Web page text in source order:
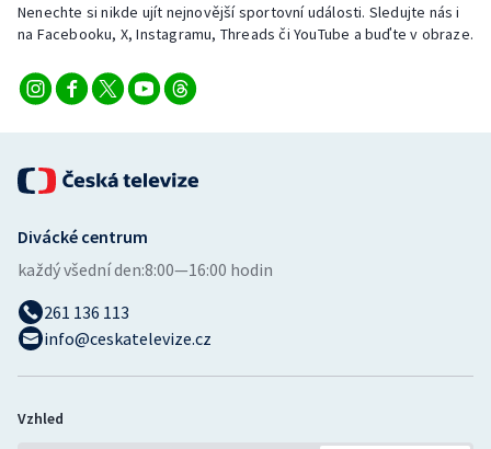
Vodní slalom
Volejbal
Nenechte si nikde ujít nejnovější sportovní události. Sledujte nás i
na Facebooku, X, Instagramu, Threads či YouTube a buďte v obraze.
Divácké centrum
každý všední den:8:00—16:00 hodin
261 136 113
info@ceskatelevize.cz
Vzhled